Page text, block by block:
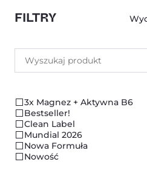
FILTRY
3x Magnez + Aktywna B6
Bestseller!
Clean Label
Mundial 2026
Nowa Formuła
Nowość